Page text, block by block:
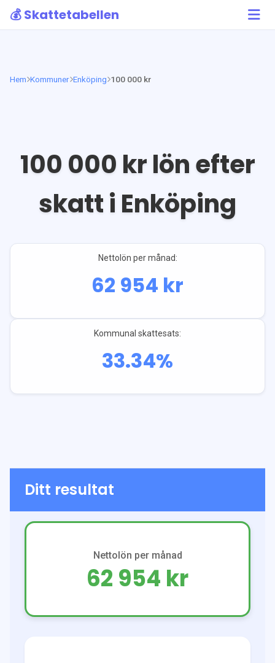
💰 Skattetabellen
Hem Kommuner Enköping 100 000 kr
100 000 kr lön efter
skatt i Enköping
Nettolön per månad:
62 954 kr
Kommunal skattesats:
33.34%
Ditt resultat
Nettolön per månad
62 954 kr